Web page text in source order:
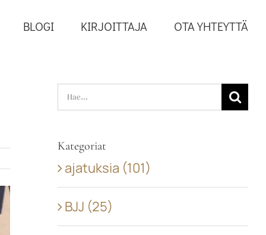
BLOGI KIRJOITTAJA OTA YHTEYTTÄ
Search
Kategoriat
ajatuksia (101)
BJJ (25)